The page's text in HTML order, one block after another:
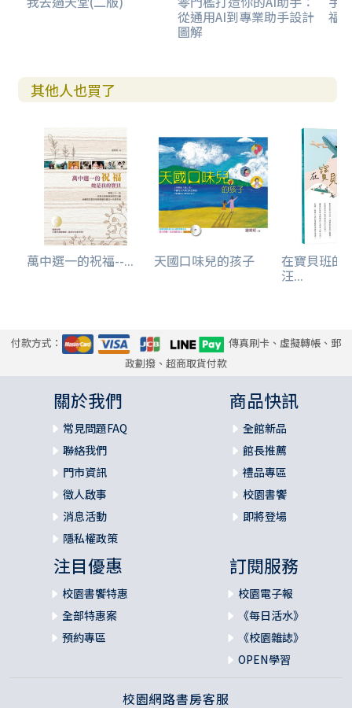
從通用AI到專業助手設計
圖解
福
其他人也買了
萬中選一的祝福--... 天國口味兒的孩子 在寶貝班的
汪...
付款方式：
傳真刷卡、虛擬轉帳、郵
政劃撥、超商取貨付款
關於我們
常見問題FAQ
聯絡我們
門市資訊
徵人啟事
消息活動
隱私權政策
商品快訊
全館新品
館長推薦
禮品專區
校園書饗
即將登場
注目優惠
校園書饗特惠
全部特惠案
預約專區
訂閱服務
校園電子報
《每日活水》
《校園雜誌》
OPEN學習
校園網路書房客服